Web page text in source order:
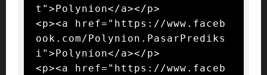
t">Polynion</a></p>
<p><a href="https://www.faceb
ook.com/Polynion.PasarPrediks
i">Polynion</a></p>
<p><a href="https://www.faceb